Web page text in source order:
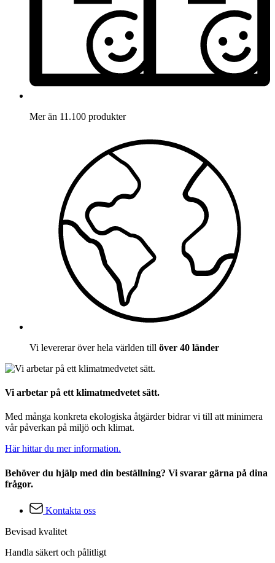
Mer än 11.100 produkter
Vi levererar över hela världen till över 40 länder
Vi arbetar på ett klimatmedvetet sätt.
Med många konkreta ekologiska åtgärder bidrar vi till att minimera
vår påverkan på miljö och klimat.
Här hittar du mer information.
Behöver du hjälp med din beställning? Vi svarar gärna på dina
frågor.
Kontakta oss
Bevisad kvalitet
Handla säkert och pålitligt